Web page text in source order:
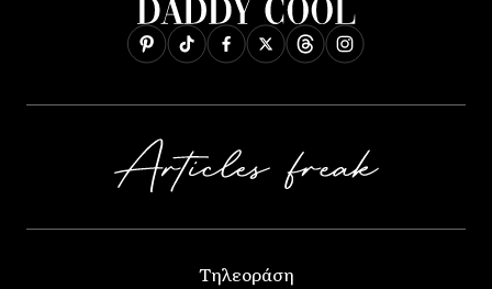
Τηλεοράση